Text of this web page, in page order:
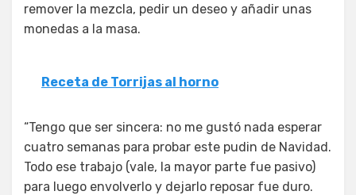
remover la mezcla, pedir un deseo y añadir unas
monedas a la masa.
Receta de Torrijas al horno
“Tengo que ser sincera: no me gustó nada esperar
cuatro semanas para probar este pudin de Navidad.
Todo ese trabajo (vale, la mayor parte fue pasivo)
para luego envolverlo y dejarlo reposar fue duro.